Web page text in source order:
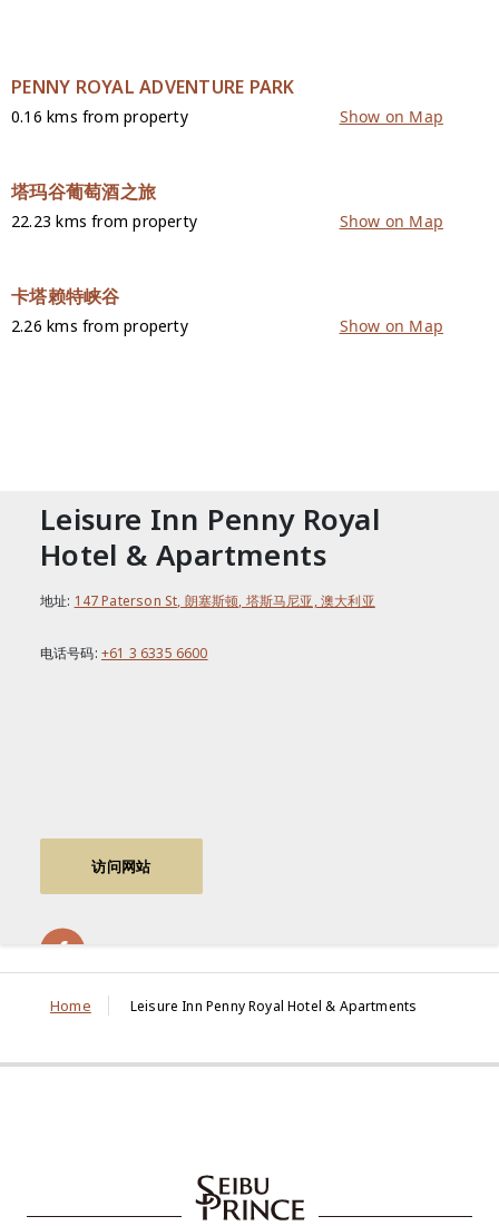
PENNY ROYAL ADVENTURE PARK
0.16 kms from property Show on Map
塔玛谷葡萄酒之旅
22.23 kms from property Show on Map
卡塔赖特峡谷
2.26 kms from property Show on Map
Leisure Inn Penny Royal
Hotel & Apartments
地址: 147 Paterson St, 朗塞斯顿, 塔斯马尼亚, 澳大利亚
电话号码: +61 3 6335 6600
访问网站
Home Leisure Inn Penny Royal Hotel & Apartments